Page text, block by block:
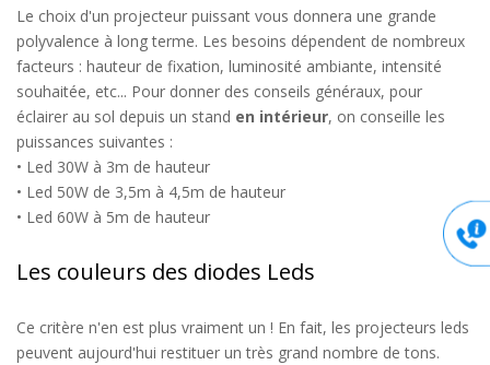
Le choix d'un projecteur puissant vous donnera une grande
polyvalence à long terme. Les besoins dépendent de nombreux
facteurs : hauteur de fixation, luminosité ambiante, intensité
souhaitée, etc... Pour donner des conseils généraux, pour
éclairer au sol depuis un stand en intérieur, on conseille les
puissances suivantes :
• Led 30W à 3m de hauteur
• Led 50W de 3,5m à 4,5m de hauteur
• Led 60W à 5m de hauteur
Les couleurs des diodes Leds
Ce critère n'en est plus vraiment un ! En fait, les projecteurs leds
peuvent aujourd'hui restituer un très grand nombre de tons.